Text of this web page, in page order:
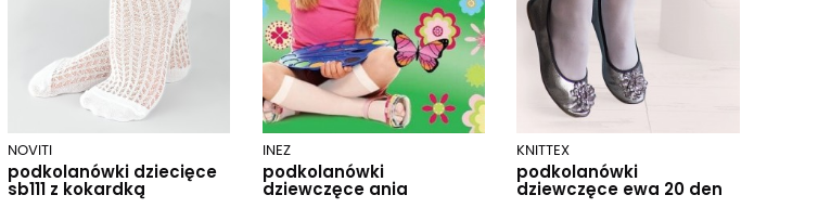
NOVITI
podkolanówki dziecięce
sb111 z kokardką
INEZ
podkolanówki
dziewczęce ania
KNITTEX
podkolanówki
dziewczęce ewa 20 den